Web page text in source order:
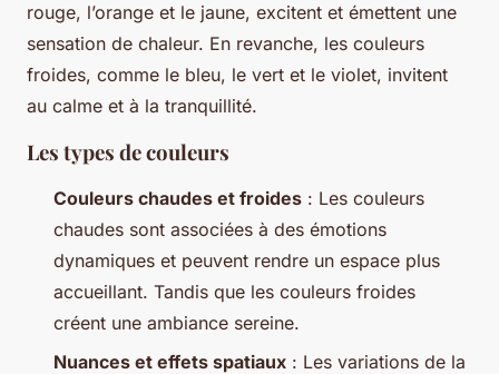
rouge, l’orange et le jaune, excitent et émettent une
sensation de chaleur. En revanche, les couleurs
froides, comme le bleu, le vert et le violet, invitent
au calme et à la tranquillité.
Les types de couleurs
Couleurs chaudes et froides : Les couleurs
chaudes sont associées à des émotions
dynamiques et peuvent rendre un espace plus
accueillant. Tandis que les couleurs froides
créent une ambiance sereine.
Nuances et effets spatiaux : Les variations de la